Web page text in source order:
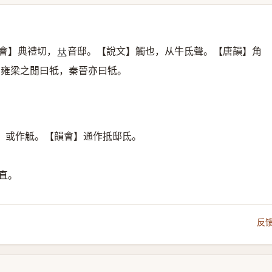
】典禮切， 𠀤音邸。【說文】觸也，从牛氐聲。【唐韻】角
梁之閒曰牴，秦晉亦曰牴。
作觝。【韻會】通作抵邸氐。
。
反